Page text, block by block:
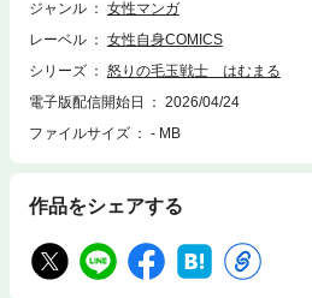
ジャンル
女性マンガ
レーベル
女性自身COMICS
シリーズ
怒りの毛玉戦士 はむまる
電子版配信開始日
2026/04/24
ファイルサイズ
- MB
作品をシェアする